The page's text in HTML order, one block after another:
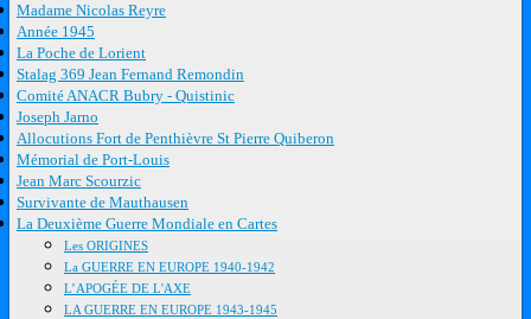
Madame Nicolas Reyre
Année 1945
La Poche de Lorient
Stalag 369 Jean Fernand Remondin
Comité ANACR Bubry - Quistinic
Joseph Jarno
Allocutions Fort de Penthièvre St Pierre Quiberon
Mémorial de Port-Louis
Jean Marc Scourzic
Survivante de Mauthausen
La Deuxième Guerre Mondiale en Cartes
Les ORIGINES
La GUERRE EN EUROPE 1940-1942
L’APOGÉE DE L'AXE
LA GUERRE EN EUROPE 1943-1945